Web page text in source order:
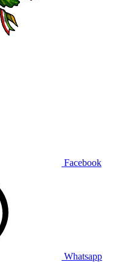
Facebook
Whatsapp